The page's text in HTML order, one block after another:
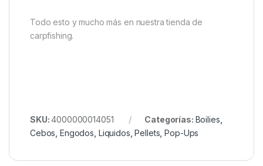
Todo esto y mucho más en nuestra tienda de
carpfishing.
SKU:4000000014051 Categorías: Boilies
Cebos ,Engodos Liquidos ,Pellets ,Pop-Ups